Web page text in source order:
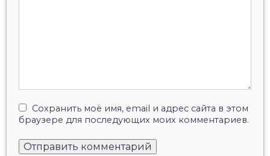
Сохранить моё имя, email и адрес сайта в этом
браузере для последующих моих комментариев.